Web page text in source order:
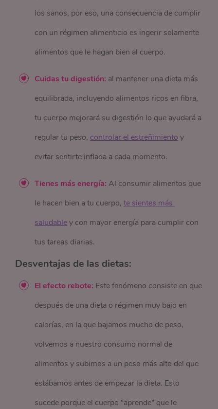
los sanos, por eso, una consecuencia de cumplir
con un régimen alimenticio es ingerir solamente
alimentos que le hagan bien al cuerpo.
Cuidas tu digestión: al mantener una dieta más
equilibrada, incluyendo alimentos ricos en fibra,
tu cuerpo mejorará su digestión lo que ayudará a
regular tu peso, controlar el estreñimiento y
evitar sentirte inflada a cada momento.
Tienes más energía: Al consumir alimentos que
le hacen bien a tu cuerpo,te sientes más
saludabley con mayor energía para cumplir con
tus tareas diarias.
Desventajas de las dietas:
El efecto rebote: Este fenómeno consiste en que
después de una dieta o régimen muy bajo en
calorías, en la que bajamos mucho de peso,
volvemos a nuestro consumo normal de
alimentos y subimos a un peso más alto del que
estábamos antes de empezar la dieta. Esto
sucede porque el cuerpo “aprende” que le